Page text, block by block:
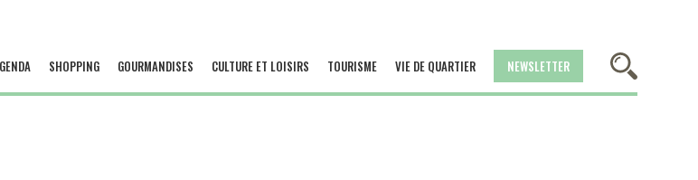
SHOPPING GOURMANDISES CULTURE ET LOISIRS TOURISME VIE DE QUARTIER NEWSLETTER